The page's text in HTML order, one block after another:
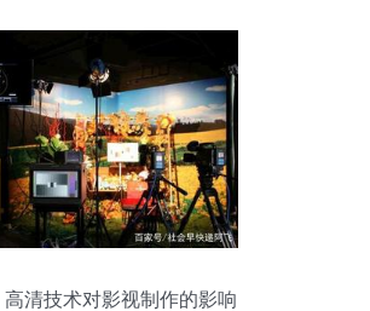
高清技术对影视制作的影响